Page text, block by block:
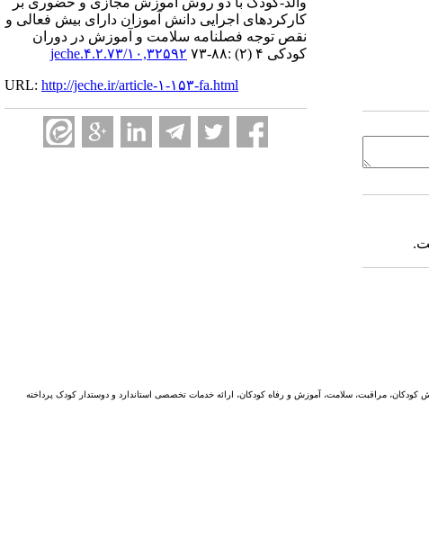
کارکردهای اجرایی دانش آموزان دارای بیش فعالی و
نقص توجه فصلنامه سلامت و آموزش در دوران
کودکی ۴ (۲) :۸۸-۷۳
۱۰,۳۲۵۹۲/jeche.۴.۲.۷۳
URL: http://jeche.ir/article-۱-۱۵۳-fa.html
مراقبت، سلامت، آموزش و رفاه کودکان، ارائه خدمات تخصصی استاندارد و دوستدار کودک پرداخته